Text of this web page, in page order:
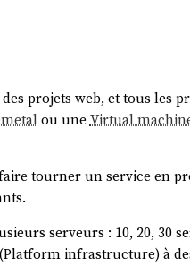
projets web, et tous les
ou une Virtual
tourner un service en
serveurs : 10, 20, 30
infrastructure) à